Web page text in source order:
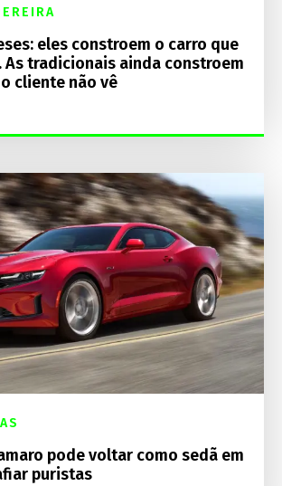
eles constroem o carro que
As tradicionais ainda constroem
cliente não vê
pode voltar como sedã em
puristas